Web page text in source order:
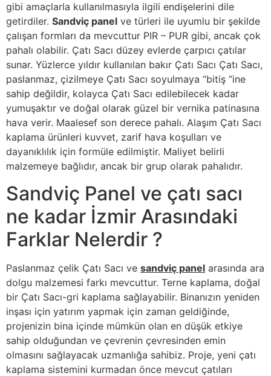
gibi amaçlarla kullanılmasıyla ilgili endişelerini dile
getirdiler. Sandviç panel ve türleri ile uyumlu bir şekilde
çalışan formları da mevcuttur PIR – PUR gibi, ancak çok
pahalı olabilir. Çatı Sacı düzey evlerde çarpıcı çatılar
sunar. Yüzlerce yıldır kullanılan bakır Çatı Sacı Çatı Sacı,
paslanmaz, çizilmeye Çatı Sacı soyulmaya “bitiş “ine
sahip değildir, kolayca Çatı Sacı edilebilecek kadar
yumuşaktır ve doğal olarak güzel bir vernika patinasına
hava verir. Maalesef son derece pahalı. Alaşım Çatı Sacı
kaplama ürünleri kuvvet, zarif hava koşulları ve
dayanıklılık için formüle edilmiştir. Maliyet belirli
malzemeye bağlıdır, ancak bir grup olarak pahalıdır.
Sandviç Panel ve çatı sacı
ne kadar İzmir Arasındaki
Farklar Nelerdir ?
Paslanmaz çelik Çatı Sacı ve sandviç panel arasında ara
dolgu malzemesi farkı mevcuttur. Terne kaplama, doğal
bir Çatı Sacı-gri kaplama sağlayabilir. Binanızın yeniden
inşası için yatırım yapmak için zaman geldiğinde,
projenizin bina içinde mümkün olan en düşük etkiye
sahip olduğundan ve çevrenin çevresinden emin
olmasını sağlayacak uzmanlığa sahibiz. Proje, yeni çatı
kaplama sistemini kurmadan önce mevcut çatıları